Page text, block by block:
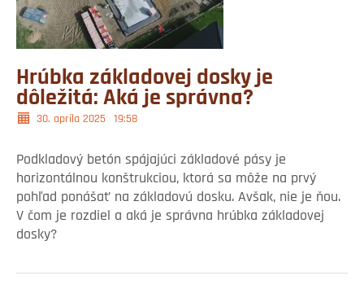
Hrúbka základovej dosky je
dôležitá: Aká je správna?
30. apríla 2025 19:58
Podkladový betón spájajúci základové pásy je
horizontálnou konštrukciou, ktorá sa môže na prvý
pohľad ponášať na základovú dosku. Avšak, nie je ňou.
V čom je rozdiel a aká je správna hrúbka základovej
dosky?